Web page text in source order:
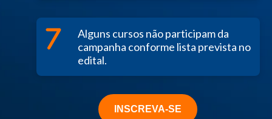
Alguns cursos não participam da
campanha conforme lista prevista no
edital.
INSCREVA-SE